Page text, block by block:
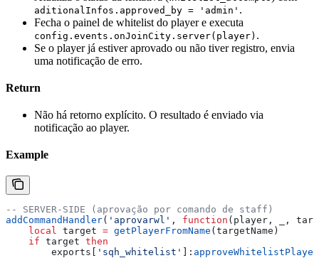
aditionalInfos.approved_by = 'admin' .
Fecha o painel de whitelist do player e executa
config.events.onJoinCity.server(player) .
Se o player já estiver aprovado ou não tiver registro, envia
uma notificação de erro.
Return
Não há retorno explícito. O resultado é enviado via
notificação ao player.
Example
-- SERVER-SIDE (aprovação por comando de staff)
addCommandHandler( 'aprovarwl' , function ( player , ,
    local
target = getPlayerFromName (targetName )
    if
target then
        exports
[ 'sqh_whitelist' ]: approveWhitelistPlayer